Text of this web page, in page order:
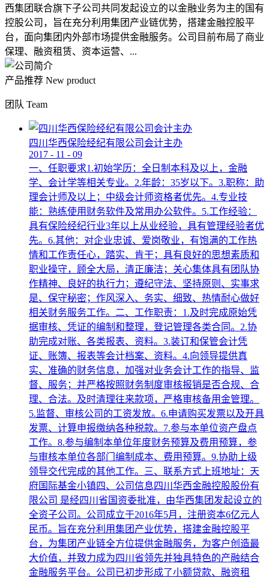
西集团联合旗下子公司共同发起设立的以金融业务为主的国有
控股公司，旨在充分利用集团产业链优势，搭建金融控股平
台，面向集团内外部市场提供金融服务。公司目前布局了商业
保理、融资租赁、资本运营、...
产品推荐 New product
团队 Team
四川华西保险经纪有限公司会计主办
2017 - 11 - 09
一、任职要求1.初始学历：全日制本科及以上，金融
学、会计学等相关专业。2.年龄：35岁以下。3.职称：助
理会计师及以上；中级会计师资格者优先。4.专业技
能：熟练使用财务软件及常用办公软件。5.工作经验：
具有保险经纪行业3年以上从业经验，具有管理经验者优
先。6.其他：对企业忠诚、爱岗敬业，有饱满的工作热
情和工作责任心，踏实、肯干；具有良好的思想素质和
职业操守，顾全大局，清正廉洁；关心集体具有团队协
作精神、良好的执行力；遵纪守法、坚持原则、实事求
是、保守秘密；作风深入、务实、细致、热情耐心做好
相关财务服务工作。二、工作职责：1.及时完成原始凭
据审核、凭证的编制和整理，登记管理各类合同。2.协
助完成对账、各类报表、资料。3.装订和保管会计凭
证、账簿、报表等会计档案、资料。4.向领导提供真
实、准确的财务信息，加强对业务会计工作的指导、监
督、服务；并严格按照财务制度审核报销是否合规、合
理、合法。及时清理往来款项，严格审核备用金管理。
5.监督、审核公司的工资发放。6.申请购买发票以及开具
发票、计算申报缴纳各种税款。7.参与本单位资产盘点
工作。8.参与编制本单位年度财务预算及费用预算，参
与审核本单位各部门编制成本、费用预算。9.协助上级
领导交代完成的其他工作。三、联系方式上班地址：天
府国际基金小镇四、公司信息四川华西金融控股股份有
限公司 是经四川省国资委批准，由华西集团发起设立的
全资子公司。公司成立于2016年5月，注册资本6亿元人
民币。旨在充分利用集团产业优势，搭建金融控股平
台，为集团产业链全方位提供金融服务，为客户创造最
大价值，并致力成为四川省领先并独具特色的产融结合
金融服务平台。公司已初步形成了小额贷款、融资租